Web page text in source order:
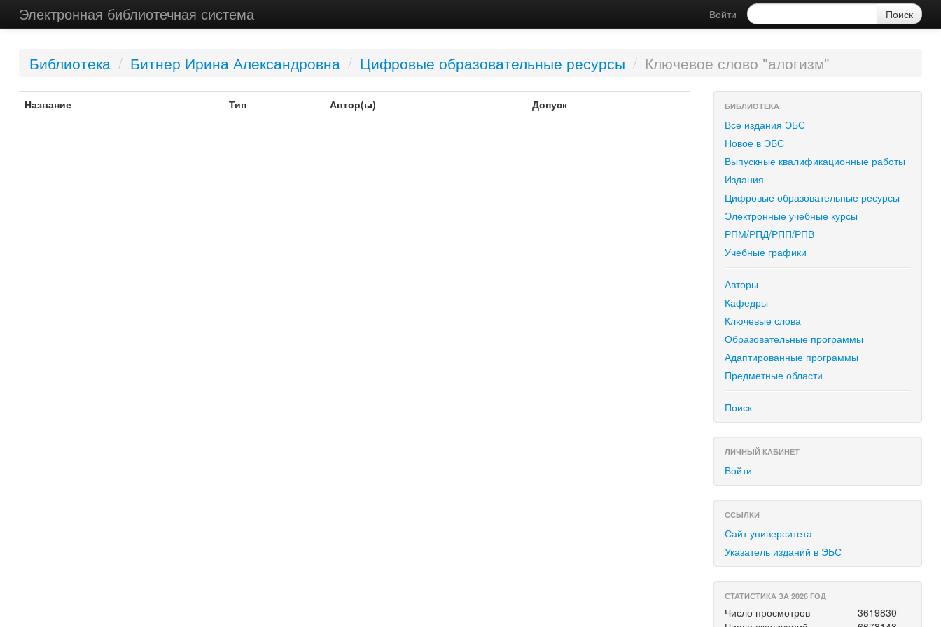
Электронная библиотечная система Войти
Библиотека / Битнер Ирина Александровна / Цифровые образовательные ресурсы / Ключевое слово "алогизм"
Название Тип Автор(ы) Допуск БИБЛИОТЕКА
Все издания ЭБС
Новое в ЭБС
Выпускные квалификационные работы
Издания
Цифровые образовательные ресурсы
Электронные учебные курсы
РПМ/РПД/РПП/РПВ
Учебные графики
Авторы
Кафедры
Ключевые слова
Образовательные программы
Адаптированные программы
Предметные области
Поиск
ЛИЧНЫЙ КАБИНЕТ
Войти
ССЫЛКИ
Сайт университета
Указатель изданий в ЭБС
СТАТИСТИКА ЗА 2026 ГОД
Число просмотров
3619830